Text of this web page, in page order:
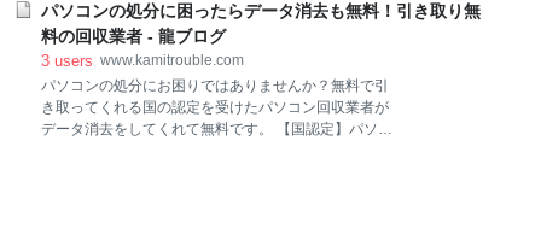
院と比較 26万4,223件ある美容室をどのように選びま
すか？ まとめ 美容室の件数をコンビニと歯科医院と比
較 比べてみました 美容室はどれだけ多いのか比べてみ
ました。 全国のコンビニエンスストアは【5万5千件】
歯科医院は【6万9千件】 今回はイメージしやすいよう
にコンビニと歯科医を比較 してみました。 コンビニや
パソコンの処分に困ったらデータ消去も無料！引き取り無
料の回収業者 - 龍ブログ
3 users www.kamitrouble.com
パソコンの処分にお困りではありませんか？無料で引
き取ってくれる国の認定を受けたパソコン回収業者が
データ消去をしてくれて無料です。 【国認定】パソコ